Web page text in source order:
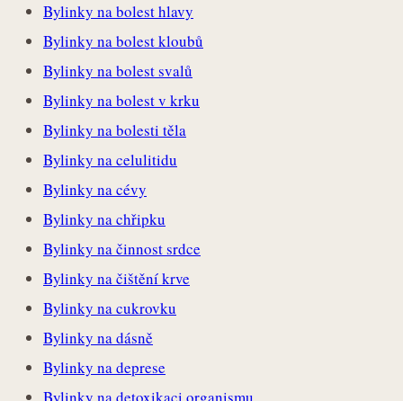
Bylinky na bolest hlavy
Bylinky na bolest kloubů
Bylinky na bolest svalů
Bylinky na bolest v krku
Bylinky na bolesti těla
Bylinky na celulitidu
Bylinky na cévy
Bylinky na chřipku
Bylinky na činnost srdce
Bylinky na čištění krve
Bylinky na cukrovku
Bylinky na dásně
Bylinky na deprese